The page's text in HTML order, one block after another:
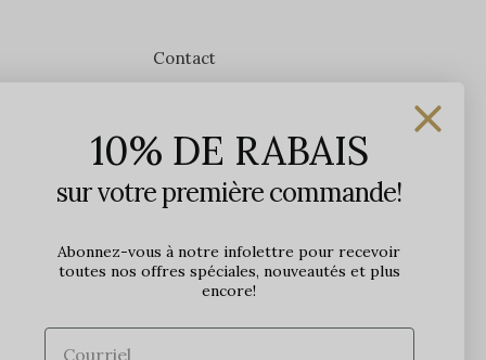
Contact
1650 avenue Jules-Verne, Local 103
G2G 2R1, Québec, Canada
Lundi: 9h - 17h
Mardi: 9h - 17h
Mercredi: 9h - 18h
Jeudi: 9h - 21h
10% DE RABAIS
sur votre première commande!
Abonnez-vous à notre infolettre pour recevoir
toutes nos offres spéciales, nouveautés et plus
encore!